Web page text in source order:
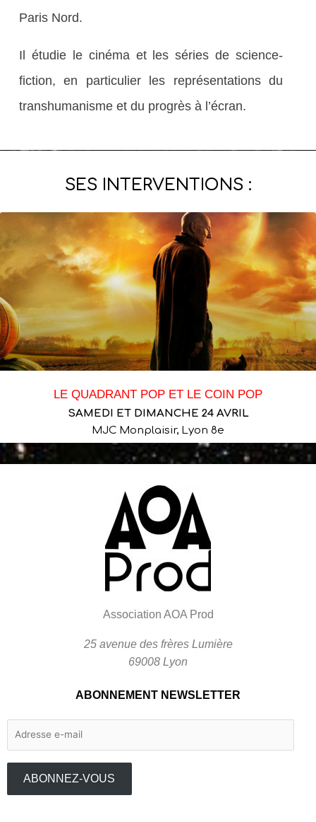
Paris Nord.
Il étudie le cinéma et les séries de science-
fiction, en particulier les représentations du
transhumanisme et du progrès à l’écran.
SES INTERVENTIONS :
LE QUADRANT POP ET LE COIN POP
SAMEDI ET DIMANCHE 24 AVRIL
MJC Monplaisir, Lyon 8e
Association AOA Prod
25 avenue des frères Lumière
69008 Lyon
ABONNEMENT NEWSLETTER
e-
ABONNEZ-VOUS